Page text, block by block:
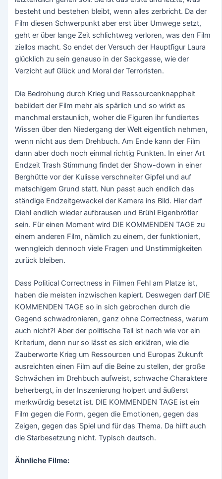
besteht und bestehen bleibt, wenn alles zerbricht. Da der
Film diesen Schwerpunkt aber erst über Umwege setzt,
geht er über lange Zeit schlichtweg verloren, was den Film
ziellos macht. So endet der Versuch der Hauptfigur Laura
glücklich zu sein genauso in der Sackgasse, wie der
Verzicht auf Glück und Moral der Terroristen.
Die Bedrohung durch Krieg und Ressourcenknappheit
bebildert der Film mehr als spärlich und so wirkt es
manchmal erstaunlich, woher die Figuren ihr fundiertes
Wissen über den Niedergang der Welt eigentlich nehmen,
wenn nicht aus dem Drehbuch. Am Ende kann der Film
dann aber doch noch einmal richtig Punkten. In einer Art
Endzeit Trash Stimmung findet der Show-down in einer
Berghütte vor der Kulisse verschneiter Gipfel und auf
matschigem Grund statt. Nun passt auch endlich das
ständige Endzeitgewackel der Kamera ins Bild. Hier darf
Diehl endlich wieder aufbrausen und Brühl Eigenbrötler
sein. Für einen Moment wird DIE KOMMENDEN TAGE zu
einem anderen Film, nämlich zu einem, der funktioniert,
wenngleich dennoch viele Fragen und Unstimmigkeiten
zurück bleiben.
Dass Political Correctness in Filmen Fehl am Platze ist,
haben die meisten inzwischen kapiert. Deswegen darf DIE
KOMMENDEN TAGE so in sich gebrochen durch die
Gegend schwadronieren, ganz ohne Correctness, warum
auch nicht?! Aber der politische Teil ist nach wie vor ein
Kriterium, denn nur so lässt es sich erklären, wie die
Zauberworte Krieg um Ressourcen und Europas Zukunft
ausreichten einen Film auf die Beine zu stellen, der große
Schwächen im Drehbuch aufweist, schwache Charaktere
beherbergt, in der Inszenierung holpert und äußerst
merkwürdig besetzt ist. DIE KOMMENDEN TAGE ist ein
Film gegen die Form, gegen die Emotionen, gegen das
Zeigen, gegen das Spiel und für das Thema. Da hilft auch
die Starbesetzung nicht. Typisch deutsch.
Ähnliche Filme: